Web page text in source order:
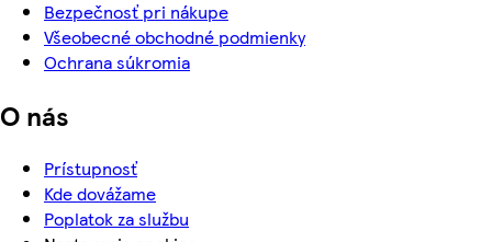
Bezpečnosť pri nákupe
Všeobecné obchodné podmienky
Ochrana súkromia
O nás
Prístupnosť
Kde dovážame
Poplatok za službu